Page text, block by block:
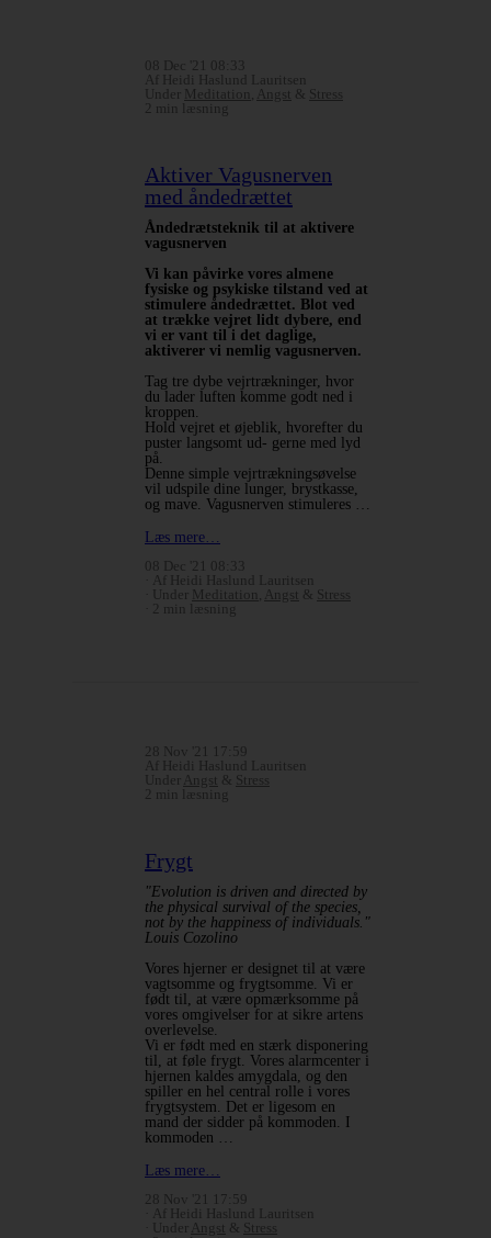
08 Dec '21 08:33
Af Heidi Haslund Lauritsen
Under Meditation Angst & Stress
2 min læsning
Aktiver Vagusnerven
med åndedrættet
Åndedrætsteknik til at aktivere
vagusnerven
Vi kan påvirke vores almene
fysiske og psykiske tilstand ved at
stimulere åndedrættet. Blot ved
at trække vejret lidt dybere, end
vi er vant til i det daglige,
aktiverer vi nemlig vagusnerven.
Tag tre dybe vejrtrækninger, hvor
du lader luften komme godt ned i
kroppen.
Hold vejret et øjeblik, hvorefter du
puster langsomt ud- gerne med lyd
på.
Denne simple vejrtrækningsøvelse
vil udspile dine lunger, brystkasse,
og mave. Vagusnerven stimuleres …
Læs mere…
08 Dec '21 08:33
Af Heidi Haslund Lauritsen
Under Meditation Angst & Stress
2 min læsning
28 Nov '21 17:59
Af Heidi Haslund Lauritsen
Under Angst & Stress
2 min læsning
Frygt
"Evolution is driven and directed by
the physical survival of the species,
not by the happiness of individuals."
Louis Cozolino
Vores hjerner er designet til at være
vagtsomme og frygtsomme. Vi er
født til, at være opmærksomme på
vores omgivelser for at sikre artens
overlevelse.
Vi er født med en stærk disponering
til, at føle frygt. Vores alarmcenter i
hjernen kaldes amygdala, og den
spiller en hel central rolle i vores
frygtsystem. Det er ligesom en
mand der sidder på kommoden. I
kommoden …
Læs mere…
28 Nov '21 17:59
Af Heidi Haslund Lauritsen
Under Angst & Stress